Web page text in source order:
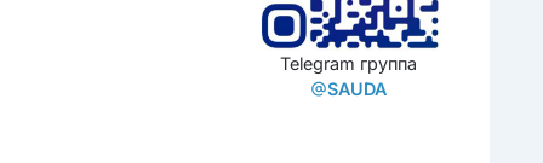
Telegram группа
SAUDA